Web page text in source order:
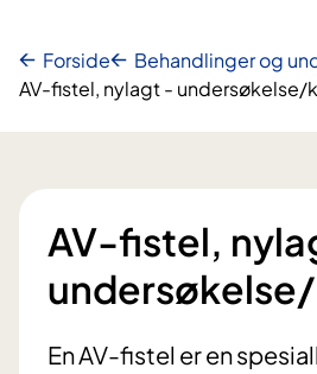
Forside
Behandlinger og
AV-fistel, nylagt - undersøkelse/
AV-fistel,
En AV-fistel er en